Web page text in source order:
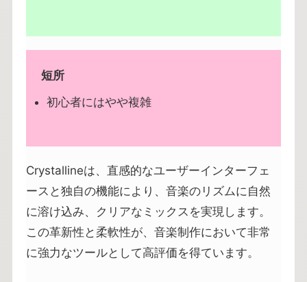
短所
初心者にはやや複雑
Crystallineは、直感的なユーザーインターフェ
ースと独自の機能により、音楽のリズムに自然
に溶け込み、クリアなミックスを実現します。
この革新性と柔軟性が、音楽制作において非常
に強力なツールとして高評価を得ています。